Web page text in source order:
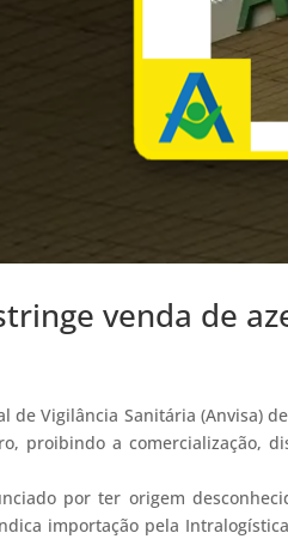
venda de
de Vigilância Sanitária (Anvisa)
proibindo a comercialização,
por ter origem
importação pela